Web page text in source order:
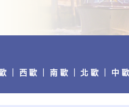
西歐 ｜南歐｜ 北歐 中